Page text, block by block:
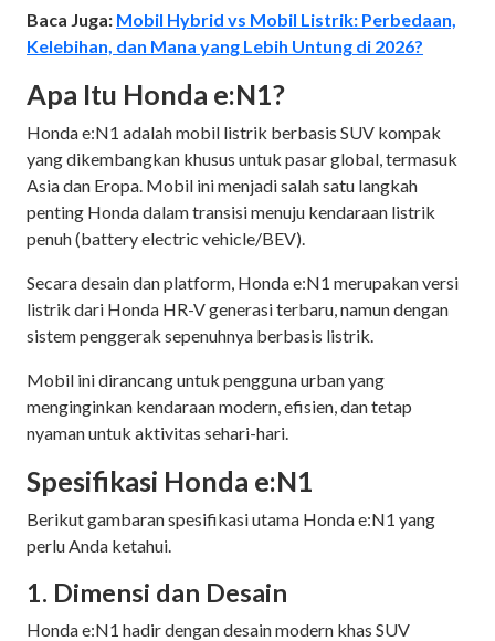
Baca Juga: Mobil Hybrid vs Mobil Listrik: Perbedaan,
Kelebihan, dan Mana yang Lebih Untung di 2026?
Apa Itu Honda e:N1?
Honda e:N1 adalah mobil listrik berbasis SUV kompak
yang dikembangkan khusus untuk pasar global, termasuk
Asia dan Eropa. Mobil ini menjadi salah satu langkah
penting Honda dalam transisi menuju kendaraan listrik
penuh (battery electric vehicle/BEV).
Secara desain dan platform, Honda e:N1 merupakan versi
listrik dari Honda HR-V generasi terbaru, namun dengan
sistem penggerak sepenuhnya berbasis listrik.
Mobil ini dirancang untuk pengguna urban yang
menginginkan kendaraan modern, efisien, dan tetap
nyaman untuk aktivitas sehari-hari.
Spesifikasi Honda e:N1
Berikut gambaran spesifikasi utama Honda e:N1 yang
perlu Anda ketahui.
1. Dimensi dan Desain
Honda e:N1 hadir dengan desain modern khas SUV